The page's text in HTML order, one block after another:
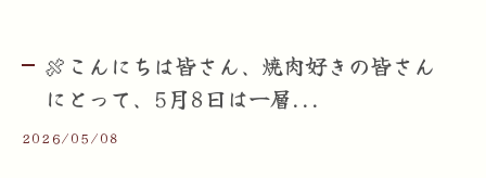
🍖こんにちは皆さん、焼肉好きの皆さん
にとって、5月8日は一層...
2026/05/08